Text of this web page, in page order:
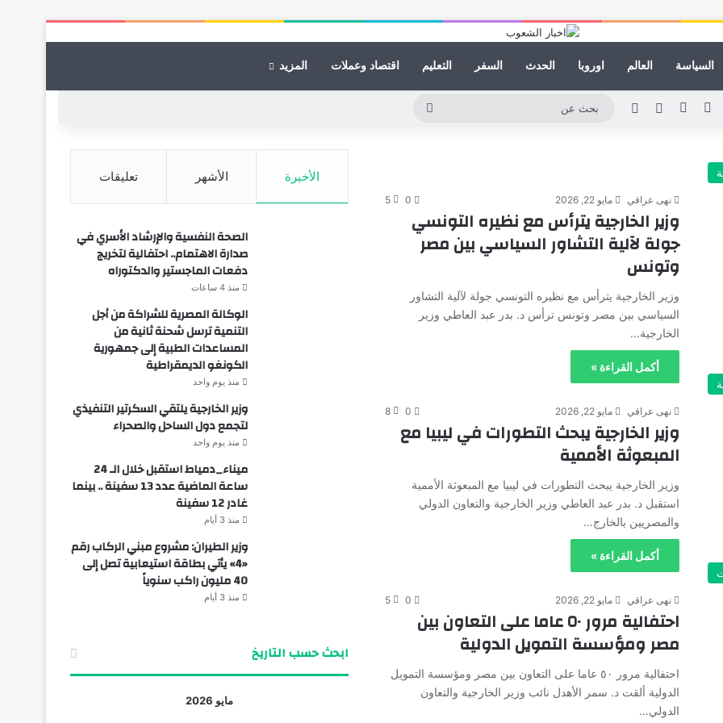
السياسة العالم اوروبا الحدث السفر التعليم اقتصاد وعملات المزيد
لينكدإنيوتيوب انستقراممقال عشوائي
الوضع المظلم
نهى عراقي مايو 22, 2026 0
5
وزير الخارجية يترأس مع نظيره التونسي
جولة لآلية التشاور السياسي بين مصر
وتونس
وزير الخارجية يترأس مع نظيره التونسي جولة لآلية التشاور
السياسي بين مصر وتونس ترأس د. بدر عبد العاطي وزير
الخارجية…
أكمل القراءة »
نهى عراقي مايو 22, 2026 0
8
وزير الخارجية يبحث التطورات في ليبيا مع
المبعوثة الأممية
وزير الخارجية يبحث التطورات في ليبيا مع المبعوثة الأممية
استقبل د. بدر عبد العاطي وزير الخارجية والتعاون الدولي
والمصريين بالخارج…
أكمل القراءة »
نهى عراقي مايو 22, 2026 0
5
احتفالية مرور ٥٠ عاما على التعاون بين
مصر ومؤسسة التمويل الدولية
احتفالية مرور ٥٠ عاما على التعاون بين مصر ومؤسسة التمويل
الدولية ألقت د. سمر الأهدل نائب وزير الخارجية والتعاون
الدولي…
الأخيرة الأشهر تعليقات
الصحة النفسية والإرشاد الأسري في
صدارة الاهتمام.. احتفالية لتخريج
دفعات الماجستير والدكتوراه
منذ 4 ساعات
الوكالة المصرية للشراكة من أجل
التنمية ترسل شحنة ثانية من
المساعدات الطبية إلى جمهورية
الكونغو الديمقراطية
منذ يوم واحد
وزير الخارجية يلتقي السكرتير التنفيذي
لتجمع دول الساحل والصحراء
منذ يوم واحد
ميناء_دمياط استقبل خلال الـ 24
ساعة الماضية عدد 13 سفينة .. بينما
غادر 12 سفينة
منذ 3 أيام
وزير الطيران: مشروع مبني الركاب رقم
«4» يأتي بطاقة استيعابية تصل إلى
40 مليون راكب سنوياً
منذ 3 أيام
ابحث حسب التاريخ
مايو 2026